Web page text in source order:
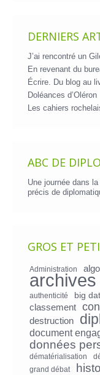
DERNIERS
J’ai rencontré un
En revenant du
Écrire. Du blog au
Doléances d’Oléron
Les cahiers
ABC DE
Une journée dans
précis de
GROS ET
Administration
archives
authenticité big
classement
destruction
document
données
dématérialisation
grand débat